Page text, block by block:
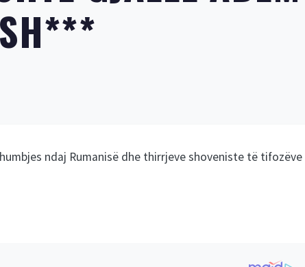
ndaj Rumanisë dhe thirrjeve shoveniste të tifozëve